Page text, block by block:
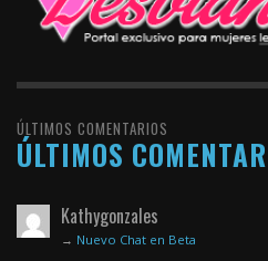
ÚLTIMOS COMENTARIOS
ÚLTIMOS
Kathygonzales
→ Nuevo Chat en Beta